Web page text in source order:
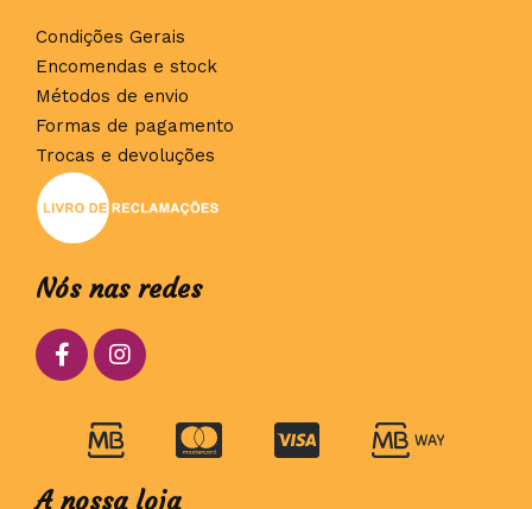
Condições Gerais
Encomendas e stock
Métodos de envio
Formas de pagamento
Trocas e devoluções
Nós nas redes
A nossa loja